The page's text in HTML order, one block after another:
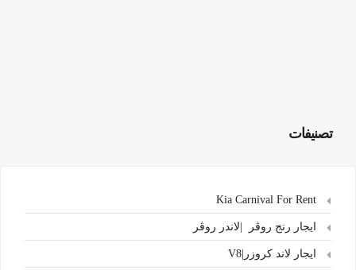
تصنيفات
ايجار رنج روڤر |لاندر روڤر
ايجار لاند كروزر|V8